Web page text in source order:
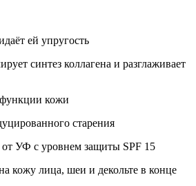
ей упругость
синтез коллагена и разглаживает
функции кожи
старения
от УФ с уровнем защиты SPF 15
кожу лица, шеи и декольте в конце